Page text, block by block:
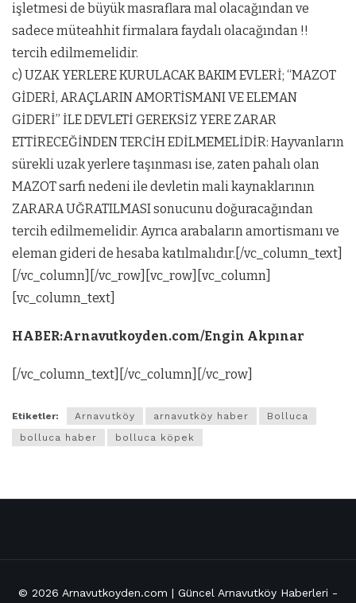
işletmesi de büyük masraflara mal olacağından ve
sadece müteahhit firmalara faydalı olacağından !!
tercih edilmemelidir.
c) UZAK YERLERE KURULACAK BAKIM EVLERİ; “MAZOT
GİDERİ, ARAÇLARIN AMORTİSMANI VE ELEMAN
GİDERİ” İLE DEVLETİ GEREKSİZ YERE ZARAR
ETTİRECEĞİNDEN TERCİH EDİLMEMELİDİR: Hayvanların
sürekli uzak yerlere taşınması ise, zaten pahalı olan
MAZOT sarfı nedeni ile devletin mali kaynaklarının
ZARARA UĞRATILMASI sonucunu doğuracağından
tercih edilmemelidir. Ayrıca arabaların amortismanı ve
eleman gideri de hesaba katılmalıdır.[/vc_column_text]
[/vc_column][/vc_row][vc_row][vc_column]
[vc_column_text]
HABER:Arnavutkoyden.com/Engin Akpınar
[/vc_column_text][/vc_column][/vc_row]
Etiketler: Arnavutköy arnavutköy haber
Bolluca
bolluca haber
bolluca köpek
© 2026 Arnavutkoyden.com | Güncel Arnavutköy Haberleri -